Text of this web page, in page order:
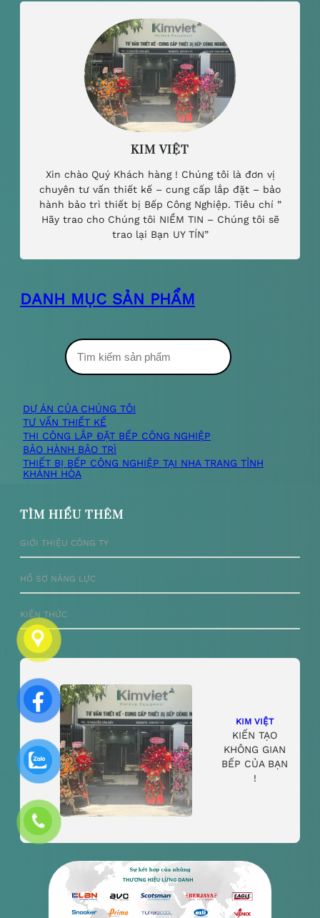
KIM VIỆT
Xin chào Quý Khách hàng ! Chúng tôi là đơn vị
chuyên tư vấn thiết kế – cung cấp lắp đặt – bảo
hành bảo trì thiết bị Bếp Công Nghiệp. Tiêu chí ”
Hãy trao cho Chúng tôi NIỀM TIN – Chúng tôi sẽ
trao lại Bạn UY TÍN”
DANH MỤC SẢN PHẨM
m
k
i
ế
m
DỰ ÁN CỦA CHÚNG TÔI
TƯ VẤN THIẾT KẾ
THI CÔNG LẮP ĐẶT BẾP CÔNG NGHIỆP
BẢO HÀNH BẢO TRÌ
THIẾT BỊ BẾP CÔNG NGHIỆP TẠI NHA TRANG TỈNH
KHÁNH HÒA
TÌM HIỂU THÊM
GIỚI THIỆU CÔNG TY
HỒ SƠ NĂNG LỰC
KIẾN THỨC
KIM VIỆT
KIẾN TẠO
KHÔNG GIAN
BẾP CỦA BẠN
!